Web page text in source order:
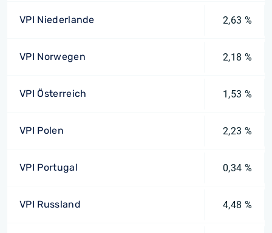
VPI Niederlande 2,63 %
VPI Norwegen 2,18 %
VPI Österreich 1,53 %
VPI Polen 2,23 %
VPI Portugal 0,34 %
VPI Russland 4,48 %